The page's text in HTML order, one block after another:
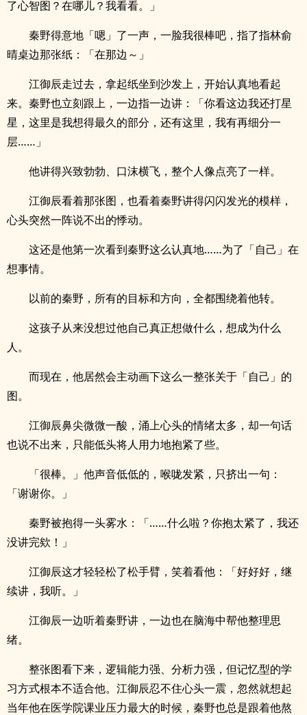
了心智图？在哪儿？我看看。」
秦野得意地「嗯」了一声，一脸我很棒吧，指了指林俞
晴桌边那张纸：「在那边～」
江御辰走过去，拿起纸坐到沙发上，开始认真地看起
来。秦野也立刻跟上，一边指一边讲：「你看这边我还打星
星，这里是我想得最久的部分，还有这里，我有再细分一
层……」
他讲得兴致勃勃、口沫横飞，整个人像点亮了一样。
江御辰看着那张图，也看着秦野讲得闪闪发光的模样，
心头突然一阵说不出的悸动。
这还是他第一次看到秦野这么认真地……为了「自己」在
想事情。
以前的秦野，所有的目标和方向，全都围绕着他转。
这孩子从来没想过他自己真正想做什么，想成为什么
人。
而现在，他居然会主动画下这么一整张关于「自己」的
图。
江御辰鼻尖微微一酸，涌上心头的情绪太多，却一句话
也说不出来，只能低头将人用力地抱紧了些。
「很棒。」他声音低低的，喉咙发紧，只挤出一句：
「谢谢你。」
秦野被抱得一头雾水：「……什么啦？你抱太紧了，我还
没讲完欸！」
江御辰这才轻轻松了松手臂，笑着看他：「好好好，继
续讲，我听。」
江御辰一边听着秦野讲，一边也在脑海中帮他整理思
绪。
整张图看下来，逻辑能力强、分析力强，但记忆型的学
习方式根本不适合他。江御辰忍不住心头一震，忽然就想起
当年他在医学院课业压力最大的时候，秦野也总是跟着他熬